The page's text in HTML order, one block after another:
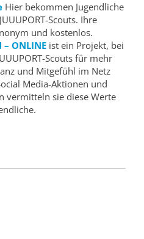
Hier bekommen Jugendliche
Scouts. Ihre
und kostenlos.
– ONLINEist ein Projekt, bei
Scouts für mehr
und Mitgefühl im Netz
Media-Aktionen und
vermitteln sie diese Werte